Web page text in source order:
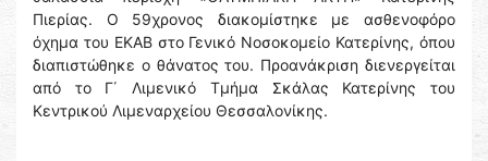
Πιερίας. Ο 59χρονος διακομίστηκε με ασθενοφόρο
όχημα του ΕΚΑΒ στο Γενικό Νοσοκομείο Κατερίνης, όπου
διαπιστώθηκε ο θάνατος του. Προανάκριση διενεργείται
από το Γ΄ Λιμενικό Τμήμα Σκάλας Κατερίνης του
Κεντρικού Λιμεναρχείου Θεσσαλονίκης.